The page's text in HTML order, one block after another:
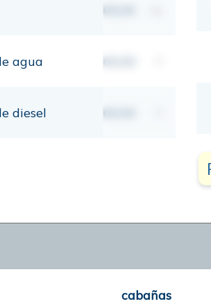
00,00
agua 00,00
diesel 00,00
cabañas